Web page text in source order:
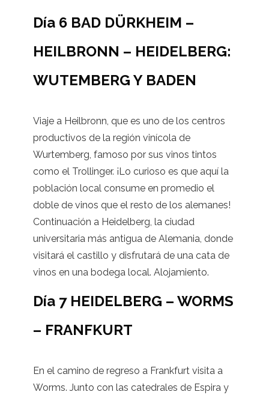
Día 6 BAD DÜRKHEIM –
HEILBRONN – HEIDELBERG:
WUTEMBERG Y BADEN
Viaje a Heilbronn, que es uno de los centros
productivos de la región vinícola de
Wurtemberg, famoso por sus vinos tintos
como el Trollinger. ¡Lo curioso es que aquí la
población local consume en promedio el
doble de vinos que el resto de los alemanes!
Continuación a Heidelberg, la ciudad
universitaria más antigua de Alemania, donde
visitará el castillo y disfrutará de una cata de
vinos en una bodega local. Alojamiento.
Día 7 HEIDELBERG – WORMS
– FRANFKURT
En el camino de regreso a Frankfurt visita a
Worms. Junto con las catedrales de Espira y